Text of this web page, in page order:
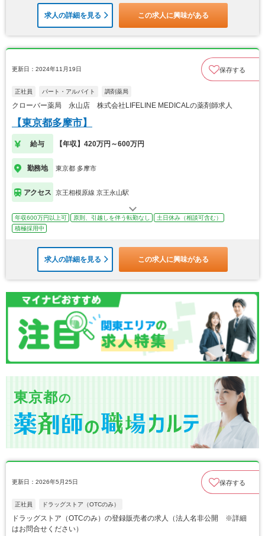
求人の詳細を見る この求人に興味がある
更新日：2024年11月19日 保存する
正社員 パート・アルバイト 調剤薬局
クローバー薬局 永山店 株式会社LIFELINE MEDICALの薬剤師求人
【東京都多摩市】
給与 【年収】420万円～600万円
勤務地 東京都 多摩市
アクセス 京王相模原線 京王永山駅
年収600万円以上可 原則、引越しを伴う転勤なし
土日休み（相談可含む）
積極採用中
求人の詳細を見る この求人に興味がある
東京都の
更新日：2026年5月25日 保存する
正社員 ドラッグストア（OTCのみ）
ドラッグストア（OTCのみ）の登録販売者の求人（法人名非公開 ※詳細
はお問合せください）